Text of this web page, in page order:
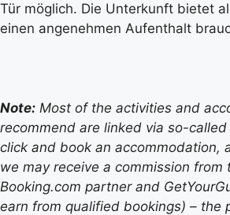
Tür möglich. Die Unterkunft bietet
einen angenehmen Aufenthalt
Note: Most of the activities and
recommend are linked via so-
click and book an accommodation,
we may receive a commission from
Booking.com partner and
earn from qualified bookings) – the